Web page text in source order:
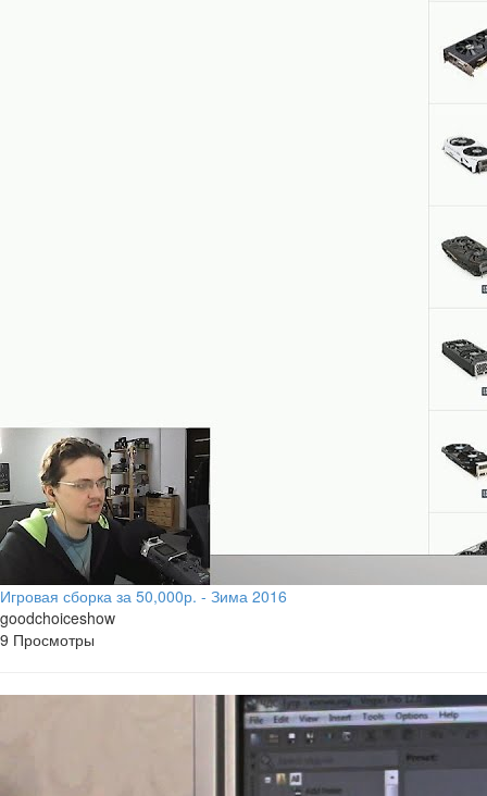
Игровая сборка за 50,000р. - Зима 2016
goodchoiceshow
9 Просмотры